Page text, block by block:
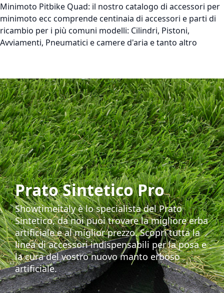
Minimoto Pitbike Quad: il nostro catalogo di accessori per
minimoto ecc comprende centinaia di accessori e parti di
ricambio per i più comuni modelli: Cilindri, Pistoni,
Avviamenti, Pneumatici e camere d'aria e tanto altro
Prato Sintetico Pro
Showtimeitaly è lo specialista del Prato
Sintetico, da noi puoi trovare la migliore erba
artificiale e al miglior prezzo. Scopri tutta la
linea di accessori indispensabili per la posa e
la cura del vostro nuovo manto erboso
artificiale.